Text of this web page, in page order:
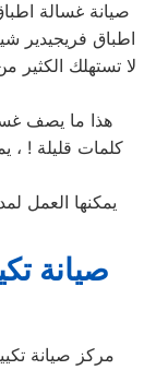
صيانة غسالة
اطباق فريجيدير
لا تستهلك الكثير
هذا ما يصف
كلمات قليلة ! ،
صيانة
مركز صيانة